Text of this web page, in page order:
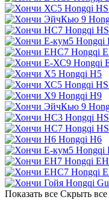
Hongqi
Hongqi
Hongqi
Hongqi
Hongqi
Hongqi H5
Hongqi
Hongqi H9
Hongqi
Hongqi
Hongqi H6
Hongqi
Hongqi
Hongqi
Hongqi
Показать все Скрыть все